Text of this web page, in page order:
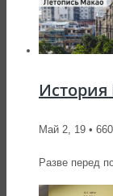
Май 2, 19 •
Разве перед